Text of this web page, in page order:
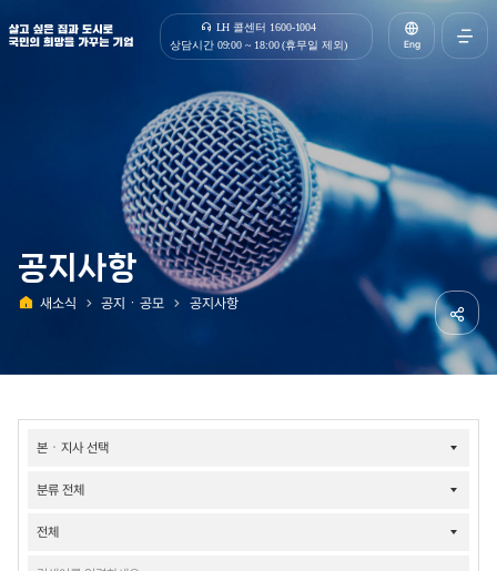
살고 싶은 집과 도시로 국민의 희망을 가꾸는 기업 | 한국토지주택공사
LH 콜센터 1600-1004
상담시간 09:00 ~ 18:00 (휴무일 제외)
Eng
열기
공지사항
새소식 공지ㆍ공모 공지사항
공유
공지/
공지사항